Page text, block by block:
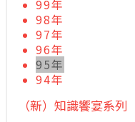
99年
98年
97年
96年
95年
94年
（新）知識饗宴系列